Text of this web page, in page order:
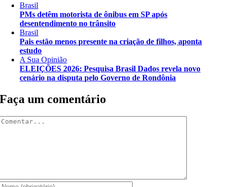
Brasil
PMs detêm motorista de ônibus em SP após
desentendimento no trânsito
Brasil
Pais estão menos presente na criação de filhos, aponta
estudo
A Sua Opinião
ELEIÇÕES 2026: Pesquisa Brasil Dados revela novo
cenário na disputa pelo Governo de Rondônia
Faça um comentário